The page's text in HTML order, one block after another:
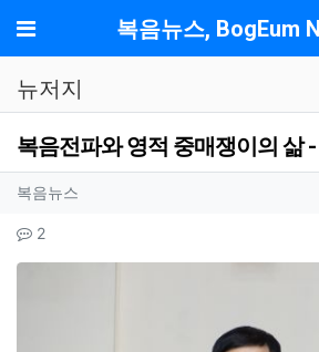
메뉴 복음뉴스, BogEum
뉴저지
복음전파와 영적 중매쟁이의 삶
작성자 정보
복음뉴스
컨텐츠 정보
2댓글